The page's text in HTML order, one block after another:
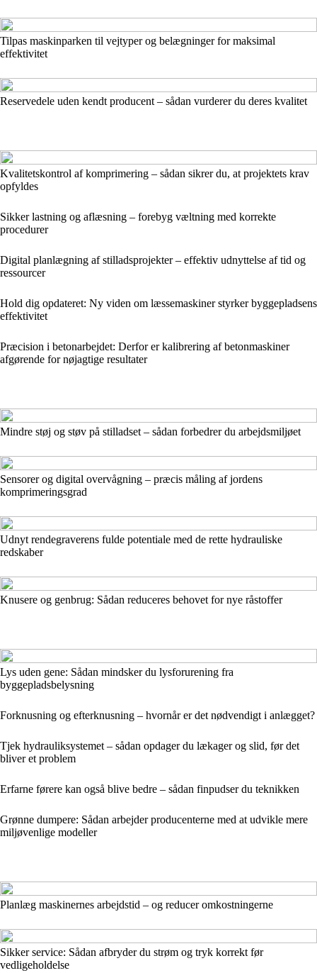
Tilpas maskinparken til vejtyper og belægninger for maksimal
effektivitet
Reservedele uden kendt producent – sådan vurderer du deres kvalitet
Kvalitetskontrol af komprimering – sådan sikrer du, at projektets krav
opfyldes
Sikker lastning og aflæsning – forebyg væltning med korrekte
procedurer
Digital planlægning af stilladsprojekter – effektiv udnyttelse af tid og
ressourcer
Hold dig opdateret: Ny viden om læssemaskiner styrker byggepladsens
effektivitet
Præcision i betonarbejdet: Derfor er kalibrering af betonmaskiner
afgørende for nøjagtige resultater
Mindre støj og støv på stilladset – sådan forbedrer du arbejdsmiljøet
Sensorer og digital overvågning – præcis måling af jordens
komprimeringsgrad
Udnyt rendegraverens fulde potentiale med de rette hydrauliske
redskaber
Knusere og genbrug: Sådan reduceres behovet for nye råstoffer
Lys uden gene: Sådan mindsker du lysforurening fra
byggepladsbelysning
Forknusning og efterknusning – hvornår er det nødvendigt i anlægget?
Tjek hydrauliksystemet – sådan opdager du lækager og slid, før det
bliver et problem
Erfarne førere kan også blive bedre – sådan finpudser du teknikken
Grønne dumpere: Sådan arbejder producenterne med at udvikle mere
miljøvenlige modeller
Planlæg maskinernes arbejdstid – og reducer omkostningerne
Sikker service: Sådan afbryder du strøm og tryk korrekt før
vedligeholdelse